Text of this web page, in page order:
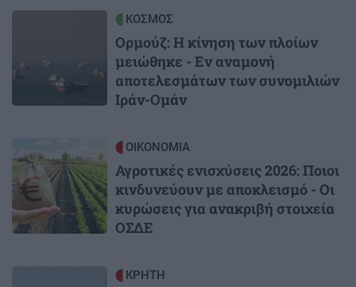
ΚΟΣΜΟΣ
Ορμούζ: Η κίνηση των πλοίων
μειώθηκε - Εν αναμονή
αποτελεσμάτων των συνομιλιών
Ιράν-Ομάν
ΟΙΚΟΝΟΜΙΑ
Αγροτικές ενισχύσεις 2026: Ποιοι
κινδυνεύουν με αποκλεισμό - Οι
κυρώσεις για ανακριβή στοιχεία
ΟΣΔΕ
ΚΡΗΤΗ